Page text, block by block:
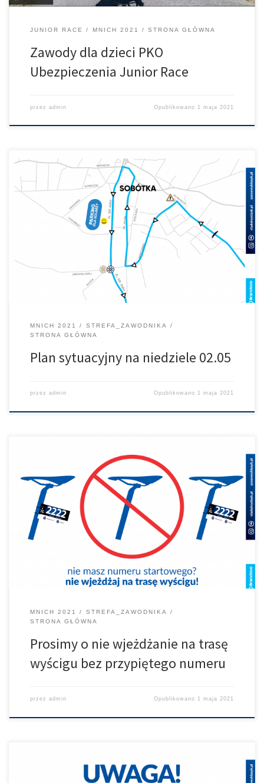
JUNIOR RACE MNICH 2021 STRONA GŁÓWNA
Zawody dla dzieci PKO
Ubezpieczenia Junior Race
przez admin Opublikowano 1 maja 2021
MNICH 2021
STREFA_ZAWODNIKA
STRONA GŁÓWNA
Plan sytuacyjny na niedziele 02.05
przez admin Opublikowano 1 maja 2021
Dla bezpieczeństwa, wszystkich nie posiadających numeru
startowego, prosimy o nie wjeżdżanie na trasę wyścigu.
MNICH 2021
STREFA_ZAWODNIKA
STRONA GŁÓWNA
Prosimy o nie wjeżdżanie na trasę
wyścigu bez przypiętego numeru
przez admin Opublikowano 1 maja 2021